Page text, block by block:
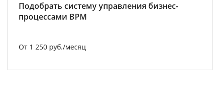
Подобрать систему управления бизнес-
процессами BPM
От 1 250 руб./месяц